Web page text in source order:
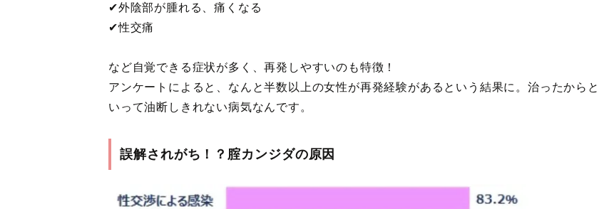
✔︎外陰部が腫れる、痛くなる
✔︎性交痛
など自覚できる症状が多く、再発しやすいのも特徴！
アンケートによると、なんと半数以上の女性が再発経験があるという結果に。治ったからと
いって油断しきれない病気なんです。
誤解されがち！？腟カンジダの原因